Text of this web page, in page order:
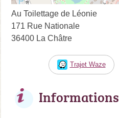
Au Toilettage de Léonie
171 Rue Nationale
36400 La Châtre
Trajet Waze
Informations